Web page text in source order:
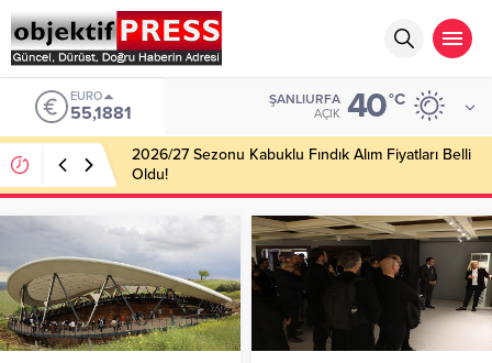
EURO
55,1881
ŞANLIURFA
AÇIK 40°C
2026/27 Sezonu Kabuklu Fındık Alım Fiyatları Belli
Oldu!